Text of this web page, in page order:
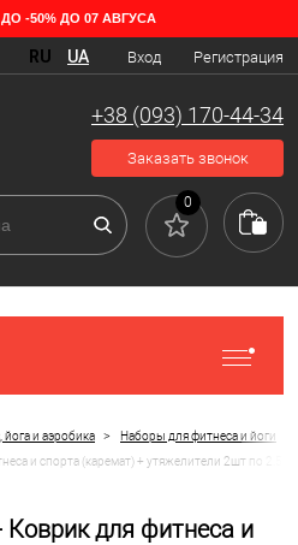
-50% ДО 07 АВГУСА
Вход Регистрация
RU UA
+38 (093) 170-44-34
Заказать звонок
0
йога и аэробика > Наборы для фитнеса и йоги
и спорта (каремат) + утяжелители 2шт по 2.5
для фитнеса и